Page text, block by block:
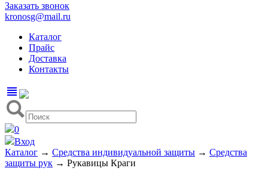
Заказать звонок
kronosg@mail.ru
Каталог
Прайс
Доставка
Контакты
view_headline
0
Вход
Каталог → Средства индивидуальной защиты → Средства
защиты рук → Рукавицы Краги